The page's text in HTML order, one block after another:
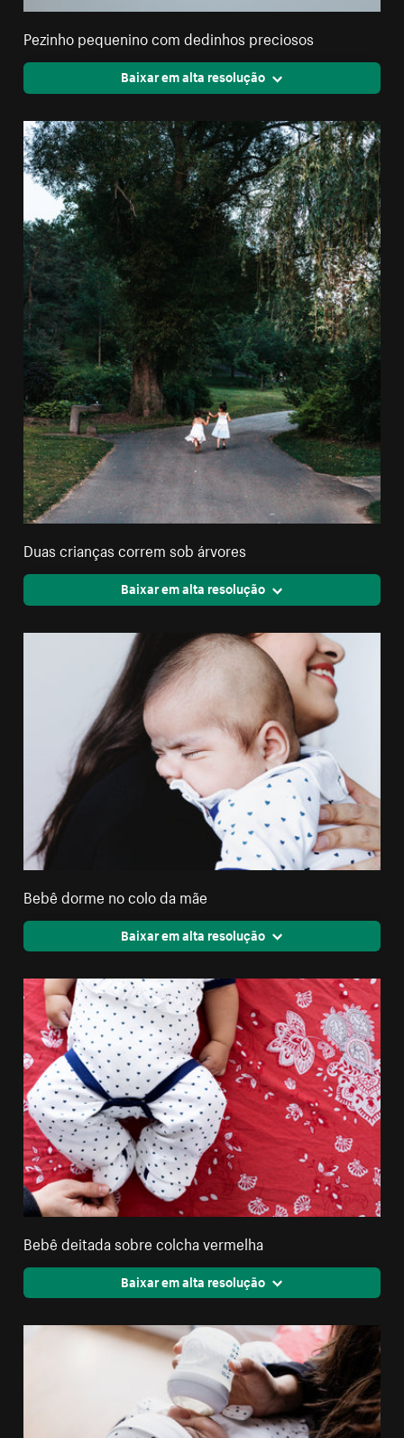
Pezinho pequenino com dedinhos preciosos
Baixar em alta resolução
Duas crianças correm sob árvores
Baixar em alta resolução
Bebê dorme no colo da mãe
Baixar em alta resolução
Bebê deitada sobre colcha vermelha
Baixar em alta resolução